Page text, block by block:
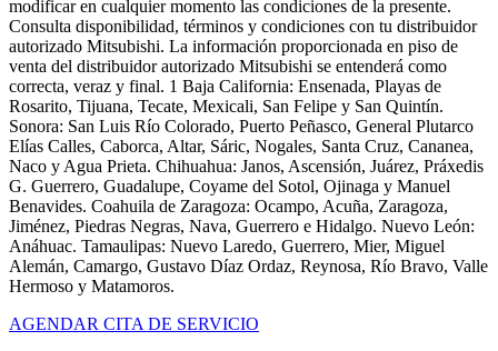
modificar en cualquier momento las condiciones de la presente.
Consulta disponibilidad, términos y condiciones con tu distribuidor
autorizado Mitsubishi. La información proporcionada en piso de
venta del distribuidor autorizado Mitsubishi se entenderá como
correcta, veraz y final. 1 Baja California: Ensenada, Playas de
Rosarito, Tijuana, Tecate, Mexicali, San Felipe y San Quintín.
Sonora: San Luis Río Colorado, Puerto Peñasco, General Plutarco
Elías Calles, Caborca, Altar, Sáric, Nogales, Santa Cruz, Cananea,
Naco y Agua Prieta. Chihuahua: Janos, Ascensión, Juárez, Práxedis
G. Guerrero, Guadalupe, Coyame del Sotol, Ojinaga y Manuel
Benavides. Coahuila de Zaragoza: Ocampo, Acuña, Zaragoza,
Jiménez, Piedras Negras, Nava, Guerrero e Hidalgo. Nuevo León:
Anáhuac. Tamaulipas: Nuevo Laredo, Guerrero, Mier, Miguel
Alemán, Camargo, Gustavo Díaz Ordaz, Reynosa, Río Bravo, Valle
Hermoso y Matamoros.
AGENDAR CITA DE SERVICIO